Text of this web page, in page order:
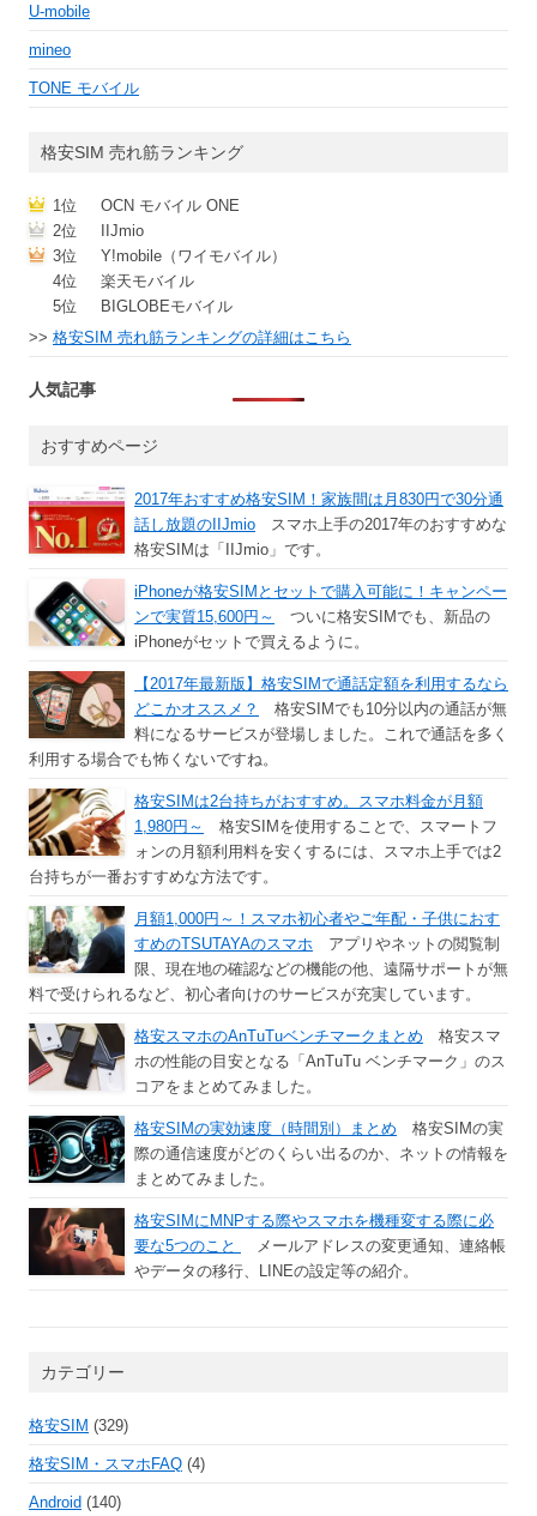
U-mobile
mineo
TONE モバイル
格安SIM 売れ筋ランキング
1位
OCN モバイル ONE
2位
IIJmio
3位
Y!mobile（ワイモバイル）
4位
楽天モバイル
5位
BIGLOBEモバイル
>> 格安SIM 売れ筋ランキングの詳細はこちら
人気記事
おすすめページ
2017年おすすめ格安SIM！家族間は月830円で30分通
話し放題のIIJmio スマホ上手の2017年のおすすめな
格安SIMは「IIJmio」です。
iPhoneが格安SIMとセットで購入可能に！キャンペー
ンで実質15,600円～
ついに格安SIMでも、新品の
iPhoneがセットで買えるように。
【2017年最新版】格安SIMで通話定額を利用するなら
どこかオススメ？
格安SIMでも10分以内の通話が無
料になるサービスが登場しました。これで通話を多く
利用する場合でも怖くないですね。
格安SIMは2台持ちがおすすめ。スマホ料金が月額
1,980円～
格安SIMを使用することで、スマートフ
ォンの月額利用料を安くするには、スマホ上手では2
台持ちが一番おすすめな方法です。
月額1,000円～！スマホ初心者やご年配・子供におす
すめのTSUTAYAのスマホ アプリやネットの閲覧制
限、現在地の確認などの機能の他、遠隔サポートが無
料で受けられるなど、初心者向けのサービスが充実しています。
格安スマホのAnTuTuベンチマークまとめ 格安スマ
ホの性能の目安となる「AnTuTu ベンチマーク」のス
コアをまとめてみました。
格安SIMの実効速度（時間別）まとめ 格安SIMの実
際の通信速度がどのくらい出るのか、ネットの情報を
まとめてみました。
格安SIMにMNPする際やスマホを機種変する際に必
要な5つのこと
メールアドレスの変更通知、連絡帳
やデータの移行、LINEの設定等の紹介。
カテゴリー
格安SIM (329)
格安SIM・スマホFAQ (4)
Android (140)